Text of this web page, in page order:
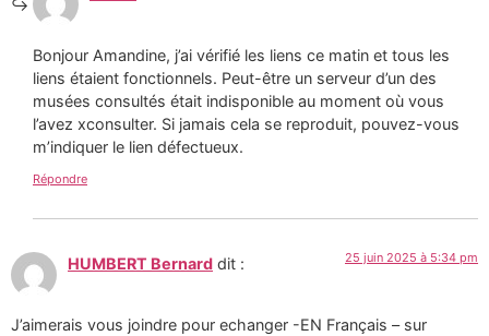
Bonjour Amandine, j’ai vérifié les liens ce matin et tous les
liens étaient fonctionnels. Peut-être un serveur d’un des
musées consultés était indisponible au moment où vous
l’avez xconsulter. Si jamais cela se reproduit, pouvez-vous
m’indiquer le lien défectueux.
Répondre
HUMBERT Bernard dit : 25 juin 2025 à 5:34 pm
J’aimerais vous joindre pour echanger -EN Français – sur